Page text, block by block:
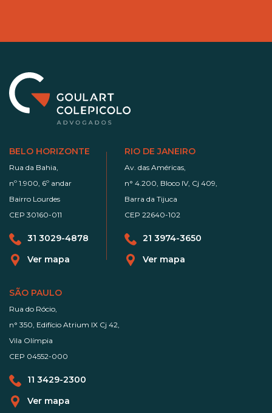
BELO HORIZONTE
Rua da Bahia,
nº 1.900, 6º andar
Bairro Lourdes
CEP 30160-011
31 3029-4878
Ver mapa
RIO DE JANEIRO
Av. das Américas,
n° 4.200, Bloco IV, Cj 409,
Barra da Tijuca
CEP 22640-102
21 3974-3650
Ver mapa
SÃO PAULO
Rua do Rócio,
n° 350, Edifício Atrium IX Cj 42,
Vila Olímpia
CEP 04552-000
11 3429-2300
Ver mapa